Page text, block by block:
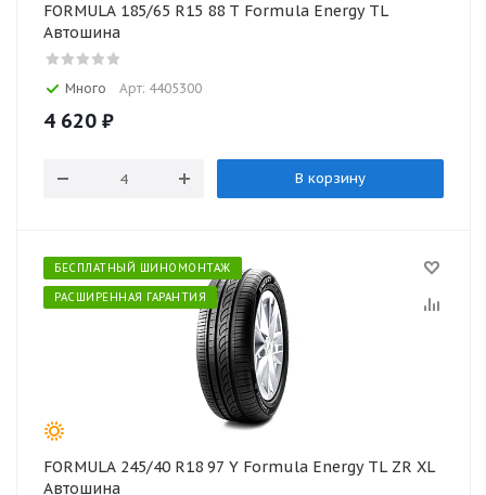
FORMULA 185/65 R15 88 T Formula Energy TL
Автошина
Много Арт: 4405300
4 620 ₽
В корзину
БЕСПЛАТНЫЙ ШИНОМОНТАЖ
РАСШИРЕННАЯ ГАРАНТИЯ
FORMULA 245/40 R18 97 Y Formula Energy TL ZR XL
Автошина